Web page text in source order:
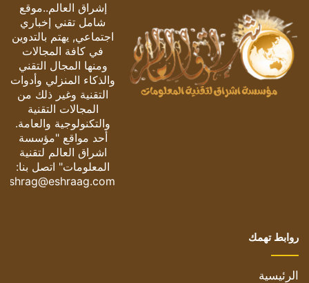
إشراق العالم..موقع
شامل تقني إخباري
اجتماعي, يهتم بالتدوين
في كافة المجالات
ومنها المجال التقني
والذكاء المنزلي وأدوات
التقنية وغير ذلك من
المجالات التقنية
والتكنولوجية والعامة.
أحد مواقع "مؤسسة
اشراق العالم لتقنية
المعلومات" اتصل بنا:
eshrag@eshraag.com
روابط تهمك
الرئيسية